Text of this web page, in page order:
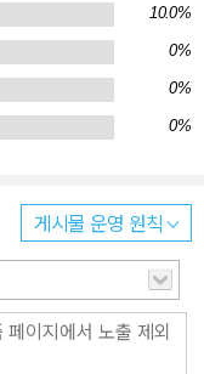
야에 공헌했다. 특히 얼
의 절친이자 호적수
그래피 이론을 정립한
출생으로 79세의 나이
통합 가능성을 제시한
바 있다. 저자 서스킨
상한 양자 역학의 논리
명 아래로 끄집어내는
양자 역학 교양서들이
10.0%
0%
0%
0%
게시물 운영 원칙